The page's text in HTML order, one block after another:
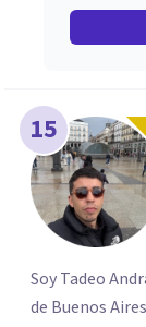
15
Soy Tadeo
de Buenos